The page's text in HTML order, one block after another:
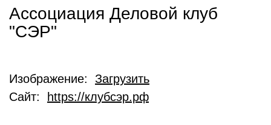
Ассоциация Деловой клуб
"СЭР"
Изображение: Загрузить
Сайт:
https://клубсэр.рф